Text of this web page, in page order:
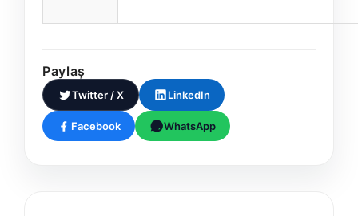
Paylaş
Twitter / X LinkedIn
Facebook WhatsApp